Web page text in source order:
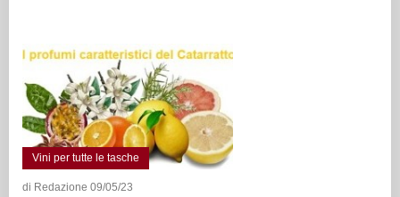
Vini per tutte le tasche
di Redazione 09/05/23